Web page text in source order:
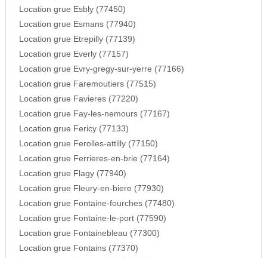
Location grue Esbly (77450)
Location grue Esmans (77940)
Location grue Etrepilly (77139)
Location grue Everly (77157)
Location grue Evry-gregy-sur-yerre (77166)
Location grue Faremoutiers (77515)
Location grue Favieres (77220)
Location grue Fay-les-nemours (77167)
Location grue Fericy (77133)
Location grue Ferolles-attilly (77150)
Location grue Ferrieres-en-brie (77164)
Location grue Flagy (77940)
Location grue Fleury-en-biere (77930)
Location grue Fontaine-fourches (77480)
Location grue Fontaine-le-port (77590)
Location grue Fontainebleau (77300)
Location grue Fontains (77370)